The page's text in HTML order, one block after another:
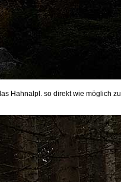
Hahnalpl. so direkt wie möglich zu